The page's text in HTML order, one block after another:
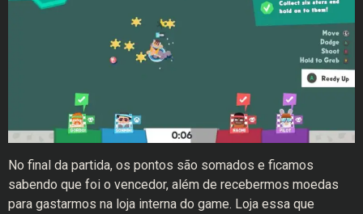
No final da partida, os pontos são somados e ficamos
sabendo que foi o vencedor, além de recebermos moedas
para gastarmos na loja interna do game. Loja essa que